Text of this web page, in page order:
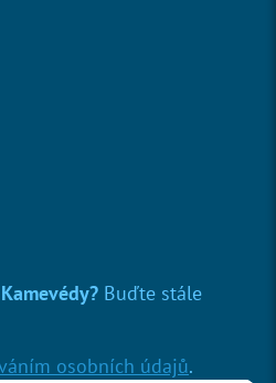
Buďte stále
osobních údajů.